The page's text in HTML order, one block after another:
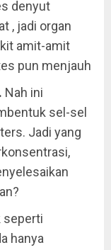
denyut
, jadi organ
amit-amit
pun menjauh
Nah ini
sel-sel
Jadi yang
seperti
hanya